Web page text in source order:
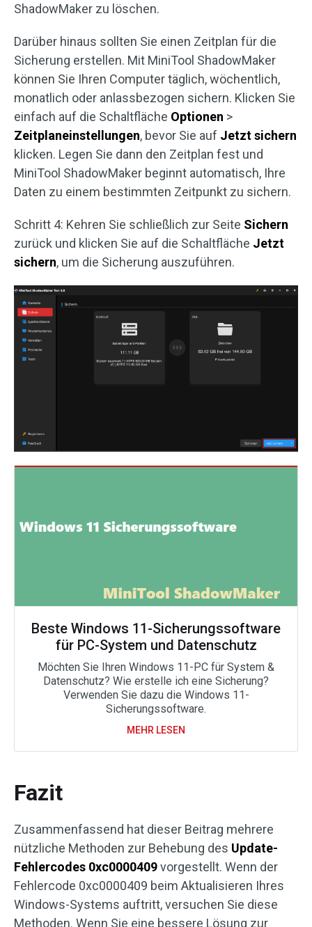
ShadowMaker zu löschen.
Darüber hinaus sollten Sie einen Zeitplan für die
Sicherung erstellen. Mit MiniTool ShadowMaker
können Sie Ihren Computer täglich, wöchentlich,
monatlich oder anlassbezogen sichern. Klicken Sie
einfach auf die Schaltfläche Optionen >
Zeitplaneinstellungen, bevor Sie auf Jetzt sichern
klicken. Legen Sie dann den Zeitplan fest und
MiniTool ShadowMaker beginnt automatisch, Ihre
Daten zu einem bestimmten Zeitpunkt zu sichern.
Schritt 4: Kehren Sie schließlich zur Seite Sichern
zurück und klicken Sie auf die Schaltfläche Jetzt
sichern, um die Sicherung auszuführen.
Beste Windows 11-Sicherungssoftware
für PC-System und Datenschutz
Möchten Sie Ihren Windows 11-PC für System &
Datenschutz? Wie erstelle ich eine Sicherung?
Verwenden Sie dazu die Windows 11-
Sicherungssoftware.
MEHR LESEN
Fazit
Zusammenfassend hat dieser Beitrag mehrere
nützliche Methoden zur Behebung des Update-
Fehlercodes 0xc0000409vorgestellt. Wenn der
Fehlercode 0xc0000409 beim Aktualisieren Ihres
Windows-Systems auftritt, versuchen Sie diese
Methoden. Wenn Sie eine bessere Lösung zur